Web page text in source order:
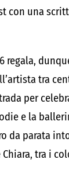
con una
regala,
tra
per
e la
da parata
Chiara, tra i